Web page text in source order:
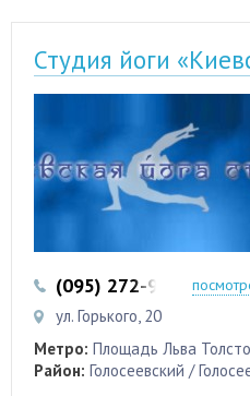
Студия йоги
(095) 272-99-55
ул. Горького, 20
Метро: Площадь Льва
Район: Голосеевский /